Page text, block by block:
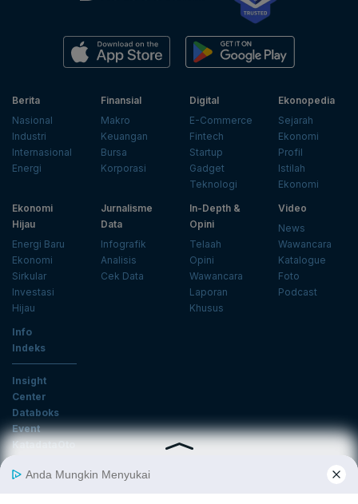
Berita
Nasional
Industri
Internasional
Energi
Finansial
Makro
Keuangan
Bursa
Korporasi
Digital
E-Commerce
Fintech
Startup
Gadget
Teknologi
Ekonopedia
Sejarah
Ekonomi
Profil
Istilah
Ekonomi
Ekonomi
Hijau
Energi Baru
Ekonomi
Sirkular
Investasi
Hijau
Jurnalisme
Data
Infografik
Analisis
Cek Data
In-Depth &
Opini
Telaah
Opini
Wawancara
Laporan
Khusus
Video
News
Wawancara
Katalogue
Foto
Podcast
Info
Indeks
Insight
Center
Databoks
Event
KatadataOto